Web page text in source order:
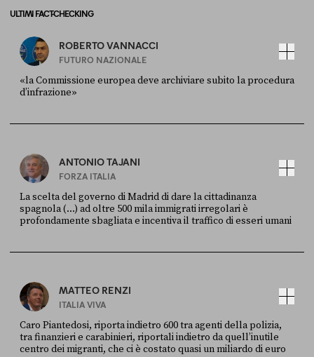
ULTIMI FACT-CHECKING
ROBERTO VANNACCI
FUTURO NAZIONALE
«la Commissione europea deve archiviare subito la procedura
d’infrazione»
ANTONIO TAJANI
FORZA ITALIA
La scelta del governo di Madrid di dare la cittadinanza
spagnola (...) ad oltre 500 mila immigrati irregolari è
profondamente sbagliata e incentiva il traffico di esseri umani
MATTEO RENZI
ITALIA VIVA
Caro Piantedosi, riporta indietro 600 tra agenti della polizia,
tra finanzieri e carabinieri, riportali indietro da quell’inutile
centro dei migranti, che ci è costato quasi un miliardo di euro